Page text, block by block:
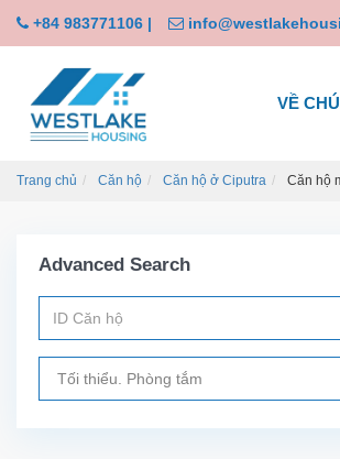
+84 983771106 |
VỀ
Trang chủ Căn hộ Căn hộ ở Ciputra Căn hộ
Advanced Search